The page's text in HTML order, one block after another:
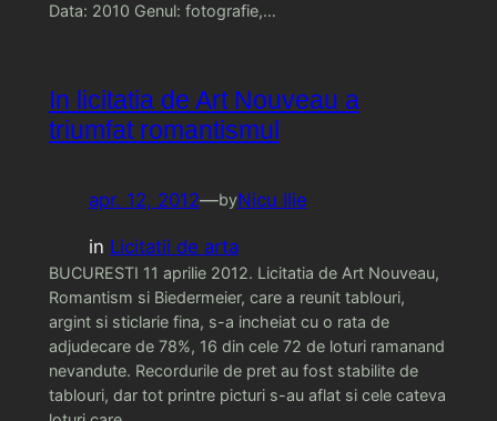
Data: 2010 Genul: fotografie,…
In licitatia de Art Nouveau a
triumfat romantismul
apr. 12, 2012—byNicu Ilie
in Licitatii de arta
BUCURESTI 11 aprilie 2012. Licitatia de Art Nouveau,
Romantism si Biedermeier, care a reunit tablouri,
argint si sticlarie fina, s-a incheiat cu o rata de
adjudecare de 78%, 16 din cele 72 de loturi ramanand
nevandute. Recordurile de pret au fost stabilite de
tablouri, dar tot printre picturi s-au aflat si cele cateva